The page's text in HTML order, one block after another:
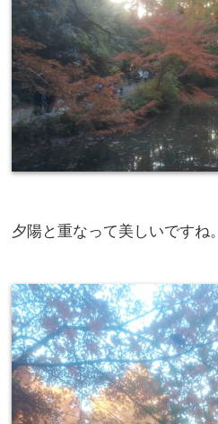
夕陽と重なって美しいですね。